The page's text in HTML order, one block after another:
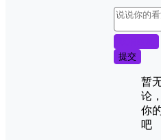
提交
暂
论
你
吧